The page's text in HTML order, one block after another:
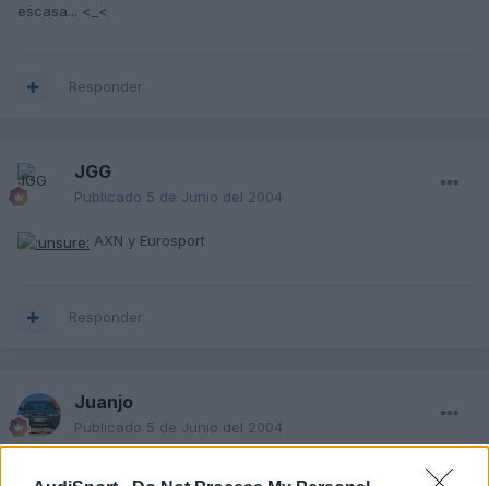
escasa... <_<
Responder
JGG
Publicado 5 de Junio del 2004
AXN y Eurosport
Responder
Juanjo
Publicado 5 de Junio del 2004